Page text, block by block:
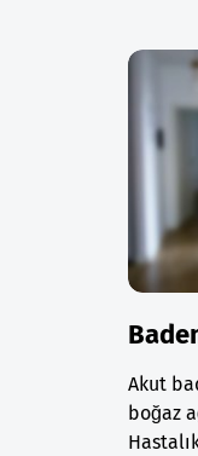
Akut
boğaz